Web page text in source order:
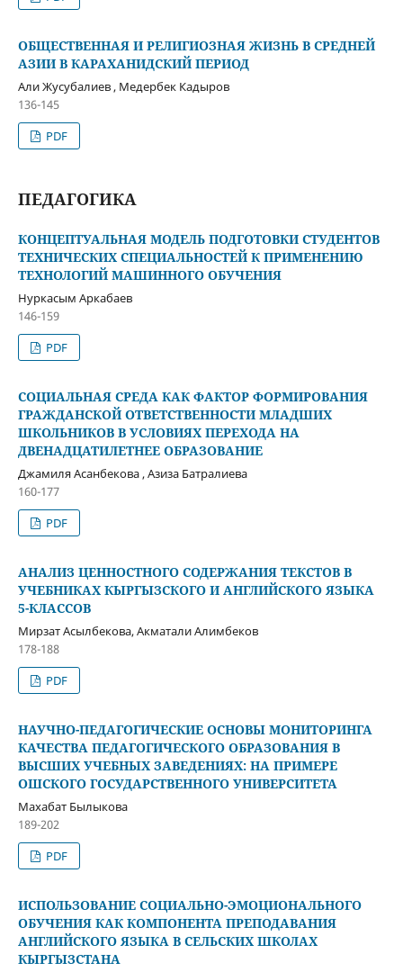
ОБЩЕСТВЕННАЯ И РЕЛИГИОЗНАЯ ЖИЗНЬ В СРЕДНЕЙ
АЗИИ В КАРАХАНИДСКИЙ ПЕРИОД
Али Жусубалиев , Медербек Кадыров
136-145
PDF
ПЕДАГОГИКА
КОНЦЕПТУАЛЬНАЯ МОДЕЛЬ ПОДГОТОВКИ СТУДЕНТОВ
ТЕХНИЧЕСКИХ СПЕЦИАЛЬНОСТЕЙ К ПРИМЕНЕНИЮ
ТЕХНОЛОГИЙ МАШИННОГО ОБУЧЕНИЯ
Нуркасым Аркабаев
146-159
PDF
СОЦИАЛЬНАЯ СРЕДА КАК ФАКТОР ФОРМИРОВАНИЯ
ГРАЖДАНСКОЙ ОТВЕТСТВЕННОСТИ МЛАДШИХ
ШКОЛЬНИКОВ В УСЛОВИЯХ ПЕРЕХОДА НА
ДВЕНАДЦАТИЛЕТНЕЕ ОБРАЗОВАНИЕ
Джамиля Асанбекова , Азиза Батралиева
160-177
PDF
АНАЛИЗ ЦЕННОСТНОГО СОДЕРЖАНИЯ ТЕКСТОВ В
УЧЕБНИКАХ КЫРГЫЗСКОГО И АНГЛИЙСКОГО ЯЗЫКА
5-КЛАССОВ
Мирзат Асылбекова, Акматали Алимбеков
178-188
PDF
НАУЧНО-ПЕДАГОГИЧЕСКИЕ ОСНОВЫ МОНИТОРИНГА
КАЧЕСТВА ПЕДАГОГИЧЕСКОГО ОБРАЗОВАНИЯ В
ВЫСШИХ УЧЕБНЫХ ЗАВЕДЕНИЯХ: НА ПРИМЕРЕ
ОШСКОГО ГОСУДАРСТВЕННОГО УНИВЕРСИТЕТА
Махабат Былыкова
189-202
PDF
ИСПОЛЬЗОВАНИЕ СОЦИАЛЬНО-ЭМОЦИОНАЛЬНОГО
ОБУЧЕНИЯ КАК КОМПОНЕНТА ПРЕПОДАВАНИЯ
АНГЛИЙСКОГО ЯЗЫКА В СЕЛЬСКИХ ШКОЛАХ
КЫРГЫЗСТАНА